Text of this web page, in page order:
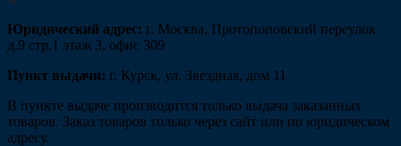
Юридический адрес: г. Москва, Протопоповский переулок
д.9 стр.1 этаж 3, офис 309
Пункт выдачи: г. Курск, ул. Звездная, дом 11
В пункте выдаче производится только выдача заказанных
товаров. Заказ товаров только через сайт или по юридическом
адресу.